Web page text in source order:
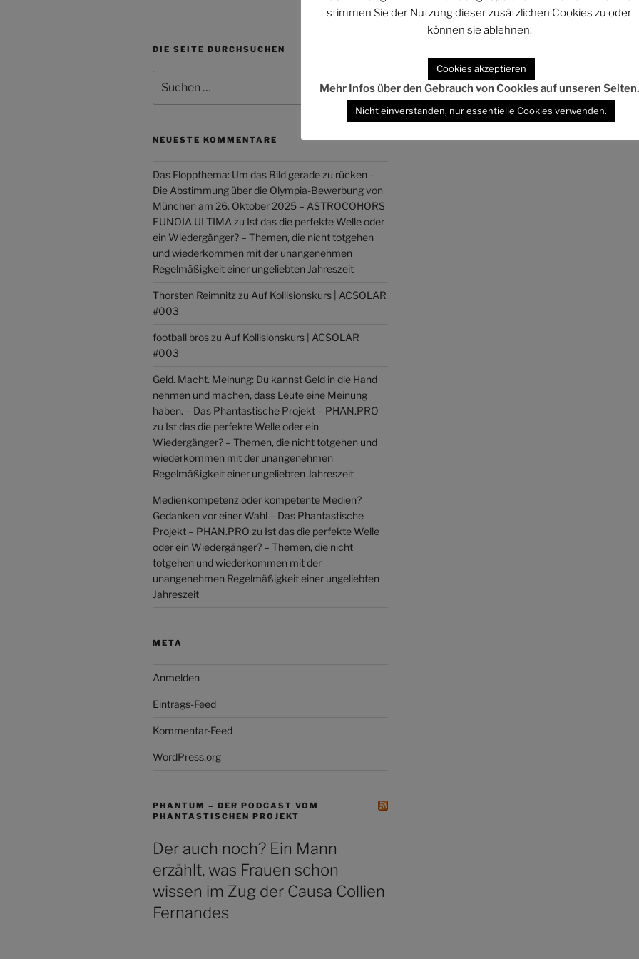
DIE SEITE DURCHSUCHEN
nach:
Suchen
NEUESTE KOMMENTARE
Das Floppthema: Um das Bild gerade zu rücken –
Die Abstimmung über die Olympia-Bewerbung von
München am 26. Oktober 2025 – ASTROCOHORS
EUNOIA ULTIMA zu Ist das die perfekte Welle oder
ein Wiedergänger? – Themen, die nicht totgehen
und wiederkommen mit der unangenehmen
Regelmäßigkeit einer ungeliebten Jahreszeit
Thorsten Reimnitz zu Auf Kollisionskurs | ACSOLAR
#003
football bros zu Auf Kollisionskurs | ACSOLAR
#003
Geld. Macht. Meinung: Du kannst Geld in die Hand
nehmen und machen, dass Leute eine Meinung
haben. – Das Phantastische Projekt – PHAN.PRO
zu Ist das die perfekte Welle oder ein
Wiedergänger? – Themen, die nicht totgehen und
wiederkommen mit der unangenehmen
Regelmäßigkeit einer ungeliebten Jahreszeit
Medienkompetenz oder kompetente Medien?
Gedanken vor einer Wahl – Das Phantastische
Projekt – PHAN.PRO zu Ist das die perfekte Welle
oder ein Wiedergänger? – Themen, die nicht
totgehen und wiederkommen mit der
unangenehmen Regelmäßigkeit einer ungeliebten
Jahreszeit
META
Anmelden
Eintrags-Feed
Kommentar-Feed
WordPress.org
PHANTUM – DER PODCAST VOM
PHANTASTISCHEN PROJEKT
Der auch noch? Ein Mann
erzählt, was Frauen schon
wissen im Zug der Causa Collien
Fernandes
stimmen Sie der Nutzung dieser zusätzlichen Cookies zu oder
können sie ablehnen:
Cookies akzeptieren
Mehr Infos über den Gebrauch von Cookies auf unseren Seiten.
Nicht einverstanden, nur essentielle Cookies verwenden.